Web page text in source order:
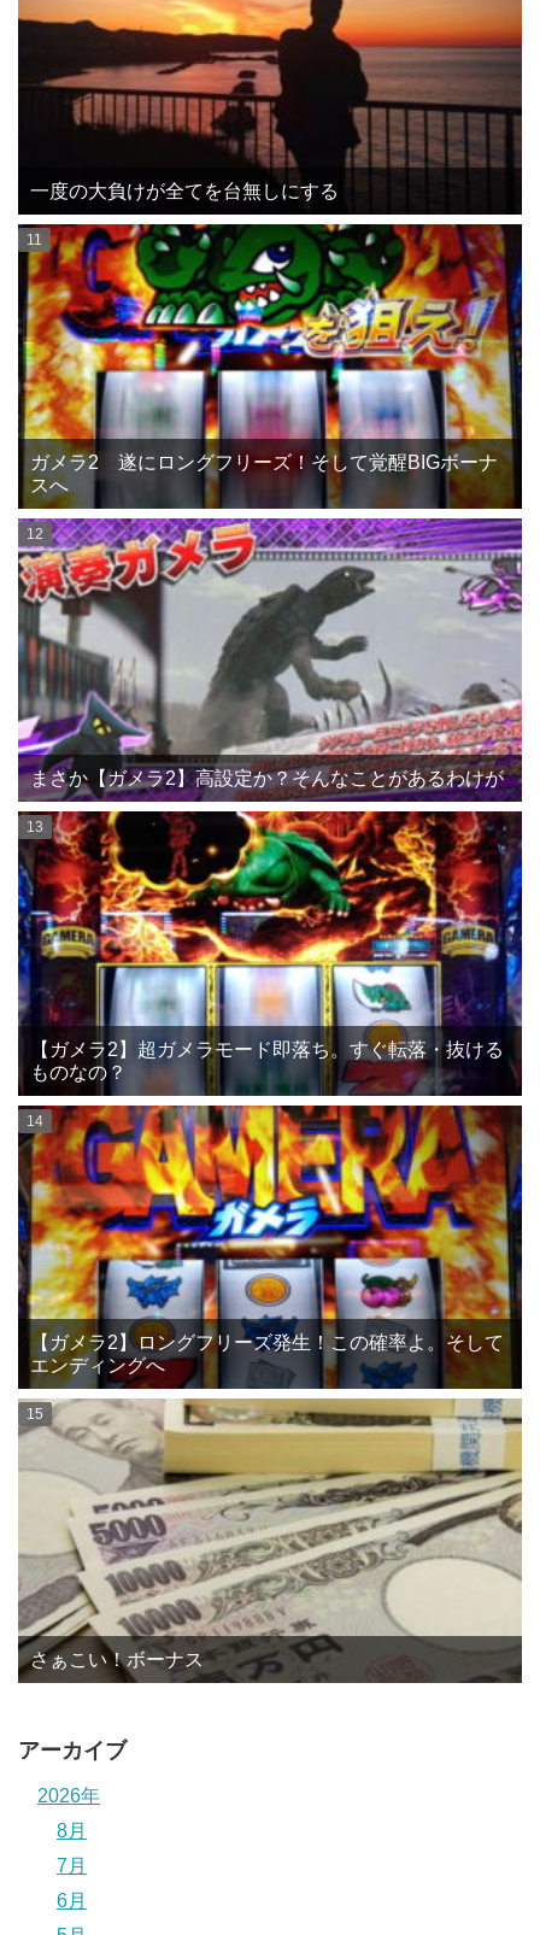
一度の大負けが全てを台無しにする
ガメラ2 遂にロングフリーズ！そして覚醒BIGボーナ
スへ
まさか【ガメラ2】高設定か？そんなことがあるわけが
【ガメラ2】超ガメラモード即落ち。すぐ転落・抜ける
ものなの？
【ガメラ2】ロングフリーズ発生！この確率よ。そして
エンディングへ
さぁこい！ボーナス
アーカイブ
2026年
8月
7月
6月